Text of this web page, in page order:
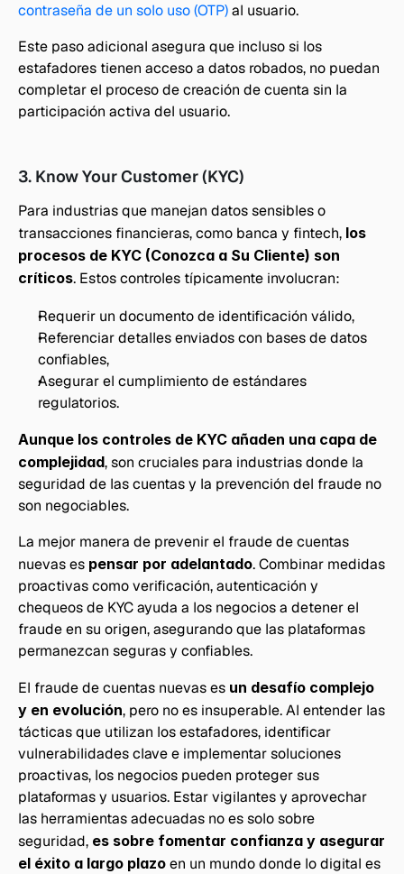
contraseña de un solo uso (OTP) al usuario.
Este paso adicional asegura que incluso si los
estafadores tienen acceso a datos robados, no puedan
completar el proceso de creación de cuenta sin la
participación activa del usuario.
3. Know Your Customer (KYC)
Para industrias que manejan datos sensibles o
transacciones financieras, como banca y fintech, los
procesos de KYC (Conozca a Su Cliente) son
críticos. Estos controles típicamente involucran:
Requerir un documento de identificación válido,
Referenciar detalles enviados con bases de datos
confiables,
Asegurar el cumplimiento de estándares
regulatorios.
Aunque los controles de KYC añaden una capa de
complejidad, son cruciales para industrias donde la
seguridad de las cuentas y la prevención del fraude no
son negociables.
La mejor manera de prevenir el fraude de cuentas
nuevas es pensar por adelantado. Combinar medidas
proactivas como verificación, autenticación y
chequeos de KYC ayuda a los negocios a detener el
fraude en su origen, asegurando que las plataformas
permanezcan seguras y confiables.
El fraude de cuentas nuevas es un desafío complejo
y en evolución, pero no es insuperable. Al entender las
tácticas que utilizan los estafadores, identificar
vulnerabilidades clave e implementar soluciones
proactivas, los negocios pueden proteger sus
plataformas y usuarios. Estar vigilantes y aprovechar
las herramientas adecuadas no es solo sobre
seguridad, es sobre fomentar confianza y asegurar
el éxito a largo plazo en un mundo donde lo digital es